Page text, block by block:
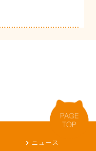
ニュース